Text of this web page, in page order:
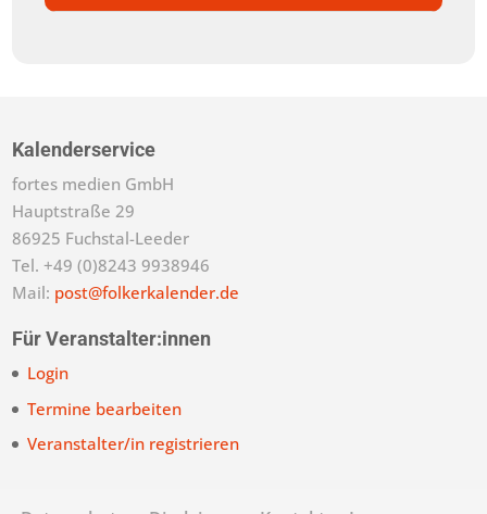
Kalenderservice
fortes medien GmbH
Hauptstraße 29
86925 Fuchstal-Leeder
Tel. +49 (0)8243 9938946
Mail: post@folkerkalender.de
Für Veranstalter:innen
Login
Termine bearbeiten
Veranstalter/in registrieren